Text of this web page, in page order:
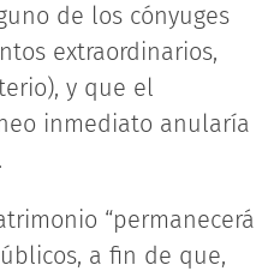
de los cónyuges
extraordinarios,
y que el
inmediato anularía
“permanecerá
a fin de que,